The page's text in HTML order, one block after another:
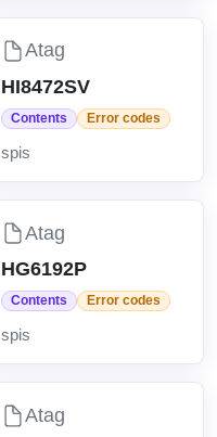
Atag
HI8472SV
Contents Error codes
spis
Atag
HG6192P
Contents Error codes
spis
Atag